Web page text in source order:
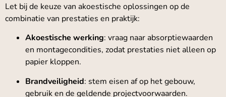
Let bij de keuze van akoestische oplossingen op de
combinatie van prestaties en praktijk:
Akoestische werking: vraag naar absorptiewaarden
en montagecondities, zodat prestaties niet alleen op
papier kloppen.
Brandveiligheid: stem eisen af op het gebouw,
gebruik en de geldende projectvoorwaarden.